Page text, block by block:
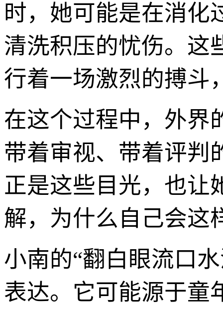
时，她可能是在消化
清洗积压的忧伤。这
行着一场激烈的搏斗
在这个过程中，外界
带着审视、带着评判
正是这些目光，也让
解，为什么自己会这
小南的“翻白眼流口
表达。它可能源于童